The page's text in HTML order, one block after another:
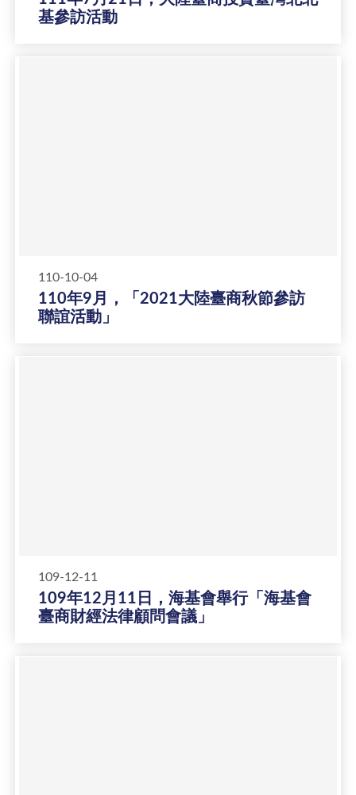
基參訪活動
110-10-04
110年9月，「2021大陸臺商秋節參訪
聯誼活動」
109-12-11
109年12月11日，海基會舉行「海基會
臺商財經法律顧問會議」